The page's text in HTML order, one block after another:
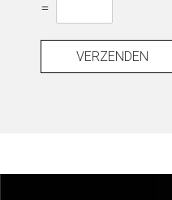
=
VERZENDEN